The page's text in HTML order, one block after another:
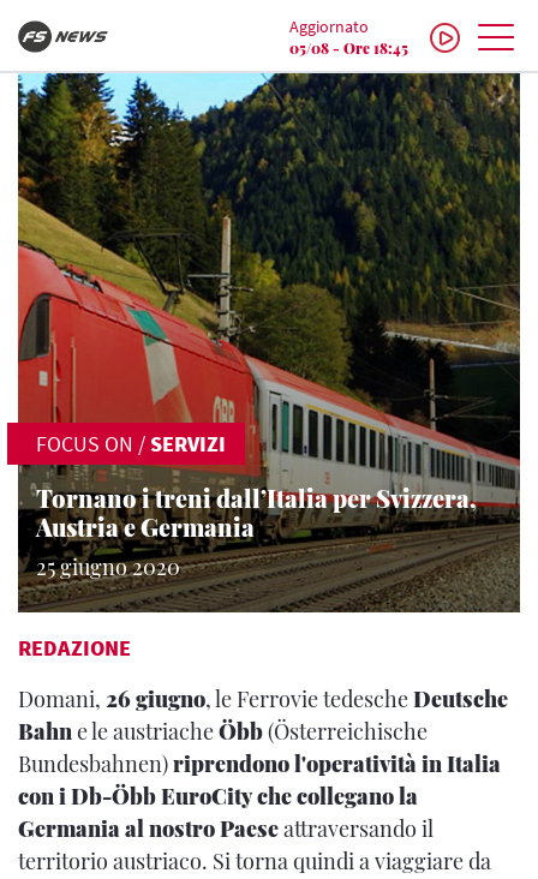
Aggiornato
05/08 - Ore 18:45
FOCUS ON /SERVIZI
Tornano i treni dall’Italia per Svizzera,
Austria e Germania
25 giugno 2020
REDAZIONE
Domani, 26 giugno, le Ferrovie tedescheDeutsche
Bahne le austriacheÖbb(Österreichische
Bundesbahnen)riprendono l'operatività in Italia
con i Db-Öbb EuroCity che collegano la
Germania al nostro Paeseattraversando il
territorio austriaco. Si torna quindi a viaggiare da